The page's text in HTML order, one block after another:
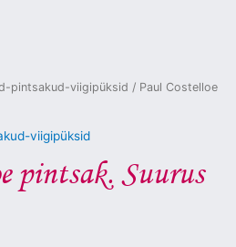
pintsakud-viigipüksid / Paul Costelloe
viigipüksid
pintsak. Suurus